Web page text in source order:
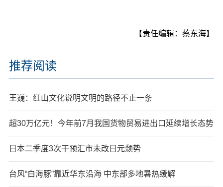
【责任编辑：蔡东海】
推荐阅读
王巍：红山文化说明文明的路径不止一条
超30万亿元！今年前7月我国货物贸易进出口延续增长态势
日本二季度3次干预汇市未改日元颓势
台风“白海豚”靠近华东沿海 中东部多地暑热缓解